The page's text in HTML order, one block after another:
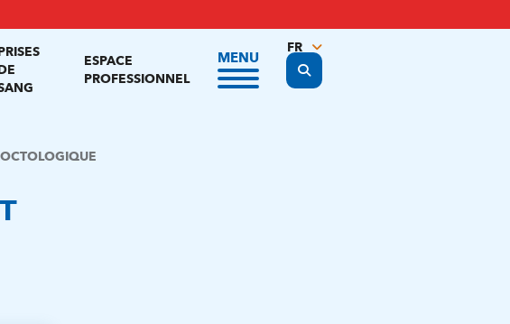
ESPACE
PROFESSIONNEL
MENU
Display the search form
FR
NL
EN